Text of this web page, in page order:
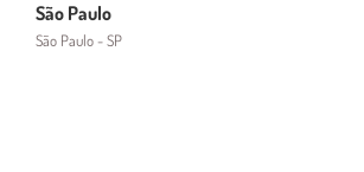
São Paulo
São Paulo - SP